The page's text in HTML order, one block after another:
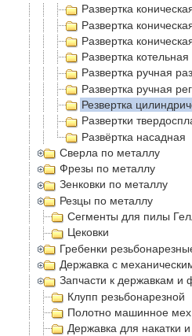
Развертка
Развертка
Развертка
Развертка котельная
Развертка ручная
Развертка ручная
Резвертка
Развертки
Развëртка насадная
Сверла по металлу
Фрезы по металлу
Зенковки по металлу
Резцы по металлу
Сегменты для пилы
Цековки
Гребенки
Державка с
Запчасти к державкам и
Клупп резьбонарезной
Полотно машинное мех
Державка для накатки